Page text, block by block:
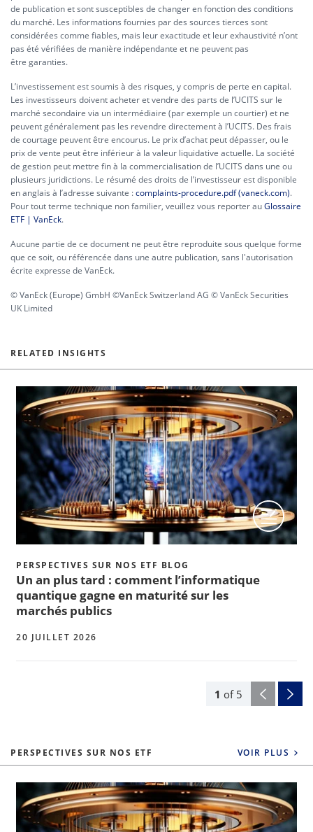
de publication et sont susceptibles de changer en fonction des conditions
du marché. Les informations fournies par des sources tierces sont
considérées comme fiables, mais leur exactitude et leur exhaustivité n’ont
pas été vérifiées de manière indépendante et ne peuvent pas
être garanties.
L’investissement est soumis à des risques, y compris de perte en capital.
Les investisseurs doivent acheter et vendre des parts de l’UCITS sur le
marché secondaire via un intermédiaire (par exemple un courtier) et ne
peuvent généralement pas les revendre directement à l’UCITS. Des frais
de courtage peuvent être encourus. Le prix d’achat peut dépasser, ou le
prix de vente peut être inférieur à la valeur liquidative actuelle. La société
de gestion peut mettre fin à la commercialisation de l’UCITS dans une ou
plusieurs juridictions. Le résumé des droits de l’investisseur est disponible
en anglais à l’adresse suivante :complaints-procedure.pdf (vaneck.com).
Pour tout terme technique non familier, veuillez vous reporter auGlossaire
ETF | VanEck.
Aucune partie de ce document ne peut être reproduite sous quelque forme
que ce soit, ou référencée dans une autre publication, sans l'autorisation
écrite expresse de VanEck.
© VanEck (Europe) GmbH ©VanEck Switzerland AG © VanEck Securities
UK Limited
RELATED INSIGHTS
1 of 5
PERSPECTIVES SUR NOS ETF BLOG
Un an plus tard : comment l’informatique
quantique gagne en maturité sur les
marchés publics
20 JUILLET 2026
PERSPECTIVES SUR NOS ETF VOIR PLUS